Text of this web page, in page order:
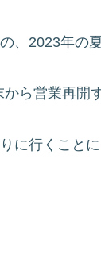
、2023年の
ら営業再開
に行くことに